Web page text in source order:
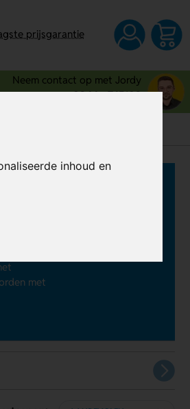
inhoud en
prijsgarantie
Neem contact op met Jordy
0344 - 745109
met